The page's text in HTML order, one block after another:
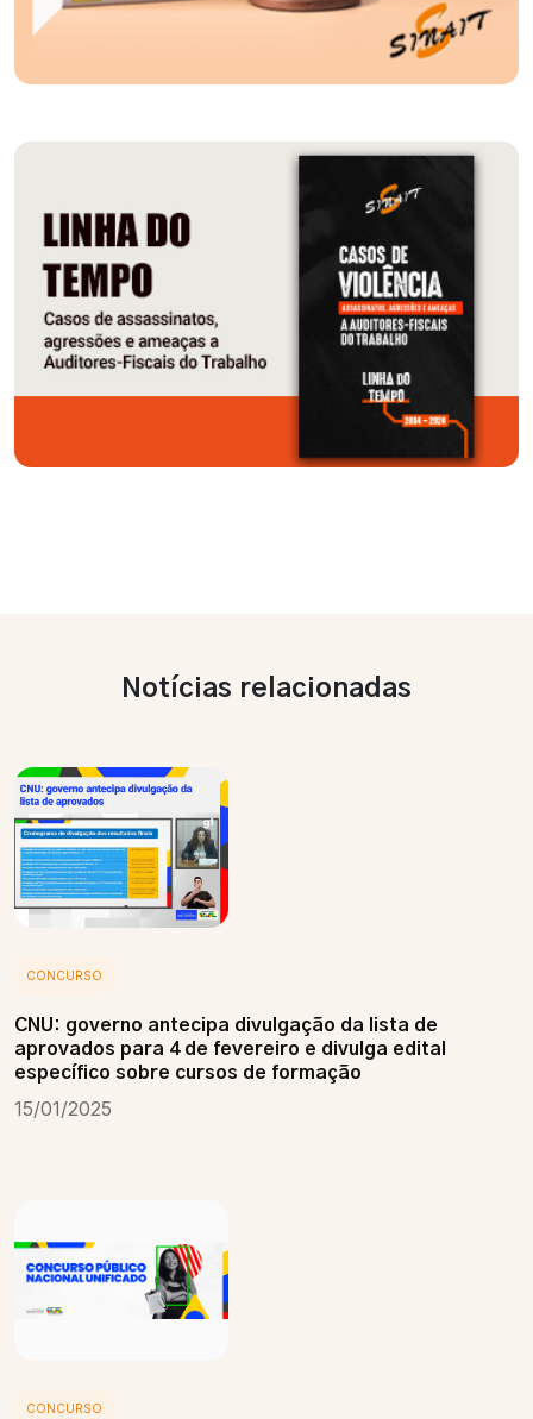
Notícias relacionadas
CONCURSO
CNU: governo antecipa divulgação da lista de
aprovados para 4 de fevereiro e divulga edital
específico sobre cursos de formação
15/01/2025
CONCURSO